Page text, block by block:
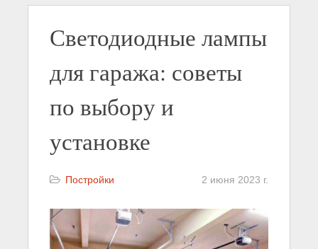
Светодиодные лампы
для гаража: советы
по выбору и
установке
Постройки 2 июня 2023 г.